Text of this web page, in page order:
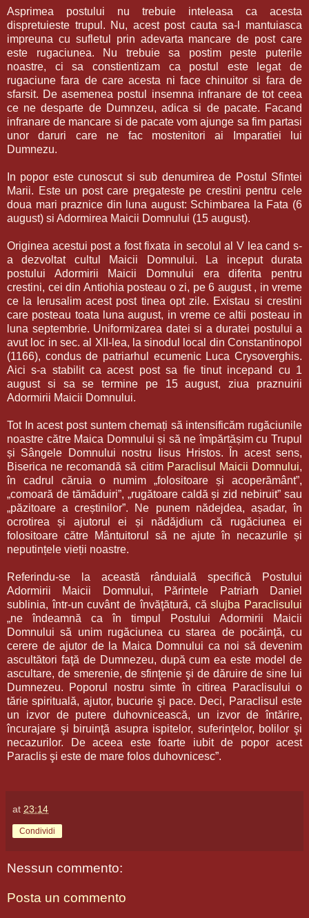
Asprimea postului nu trebuie inteleasa ca acesta
dispretuieste trupul. Nu, acest post cauta sa-l mantuiasca
impreuna cu sufletul prin adevarta mancare de post care
este rugaciunea. Nu trebuie sa postim peste puterile
noastre, ci sa constientizam ca postul este legat de
rugaciune fara de care acesta ni face chinuitor si fara de
sfarsit. De asemenea postul insemna infranare de tot ceea
ce ne desparte de Dumnzeu, adica si de pacate. Facand
infranare de mancare si de pacate vom ajunge sa fim partasi
unor daruri care ne fac mostenitori ai Imparatiei lui
Dumnezu.
In popor este cunoscut si sub denumirea de Postul Sfintei
Marii. Este un post care pregateste pe crestini pentru cele
doua mari praznice din luna august: Schimbarea la Fata (6
august) si Adormirea Maicii Domnului (15 august).
Originea acestui post a fost fixata in secolul al V lea cand s-
a dezvoltat cultul Maicii Domnului. La inceput durata
postului Adormirii Maicii Domnului era diferita pentru
crestini, cei din Antiohia posteau o zi, pe 6 august , in vreme
ce la Ierusalim acest post tinea opt zile. Existau si crestini
care posteau toata luna august, in vreme ce altii posteau in
luna septembrie. Uniformizarea datei si a duratei postului a
avut loc in sec. al XII-lea, la sinodul local din Constantinopol
(1166), condus de patriarhul ecumenic Luca Crysoverghis.
Aici s-a stabilit ca acest post sa fie tinut incepand cu 1
august si sa se termine pe 15 august, ziua praznuirii
Adormirii Maicii Domnului.
Tot In acest post suntem chemați să intensificăm rugăciunile
noastre către Maica Domnului și să ne împărtășim cu Trupul
și Sângele Domnului nostru Iisus Hristos. În acest sens,
Biserica ne recomandă să citim Paraclisul Maicii Domnului,
în cadrul căruia o numim „folositoare și acoperământ”,
„comoară de tămăduiri”, „rugătoare caldă și zid nebiruit” sau
„păzitoare a creștinilor”. Ne punem nădejdea, așadar, în
ocrotirea și ajutorul ei și nădăjdium că rugăciunea ei
folositoare către Mântuitorul să ne ajute în necazurile și
neputințele vieții noastre.
Referindu-se la această rânduială specifică Postului
Adormirii Maicii Domnului, Părintele Patriarh Daniel
sublinia, într-un cuvânt de învăţătură, căslujba Paraclisului
„ne îndeamnă ca în timpul Postului Adormirii Maicii
Domnului să unim rugăciunea cu starea de pocăinţă, cu
cerere de ajutor de la Maica Domnului ca noi să devenim
ascultători faţă de Dumnezeu, după cum ea este model de
ascultare, de smerenie, de sfinţenie şi de dăruire de sine lui
Dumnezeu. Poporul nostru simte în citirea Paraclisului o
tărie spirituală, ajutor, bucurie şi pace. Deci, Paraclisul este
un izvor de putere duhovnicească, un izvor de întărire,
încurajare şi biruinţă asupra ispitelor, suferinţelor, bolilor şi
necazurilor. De aceea este foarte iubit de popor acest
Paraclis şi este de mare folos duhovnicesc”.
at 23:14
Condividi
Nessun commento:
Posta un commento